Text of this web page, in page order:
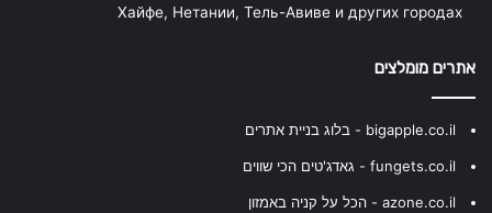
Хайфе, Нетании, Тель-Авиве и других городах
אתרים מומלצים
bigapple.co.il - בלוג בניית אתרים
fungets.co.il - גאדג'טים הכי שווים
azone.co.il - הכל על קניה באמזון